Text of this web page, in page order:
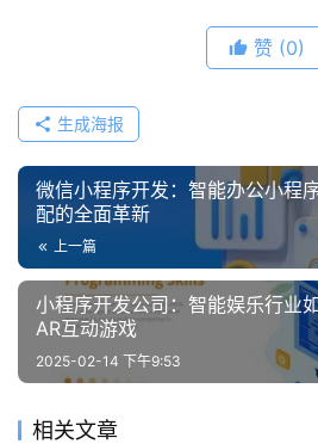
赞 (0)
生成海报
微信小程序开发：智能办公小程
配的全面革新
上一篇
小程序开发公司：智能娱乐行业
AR互动游戏
2025-02-14 下午9:53
相关文章